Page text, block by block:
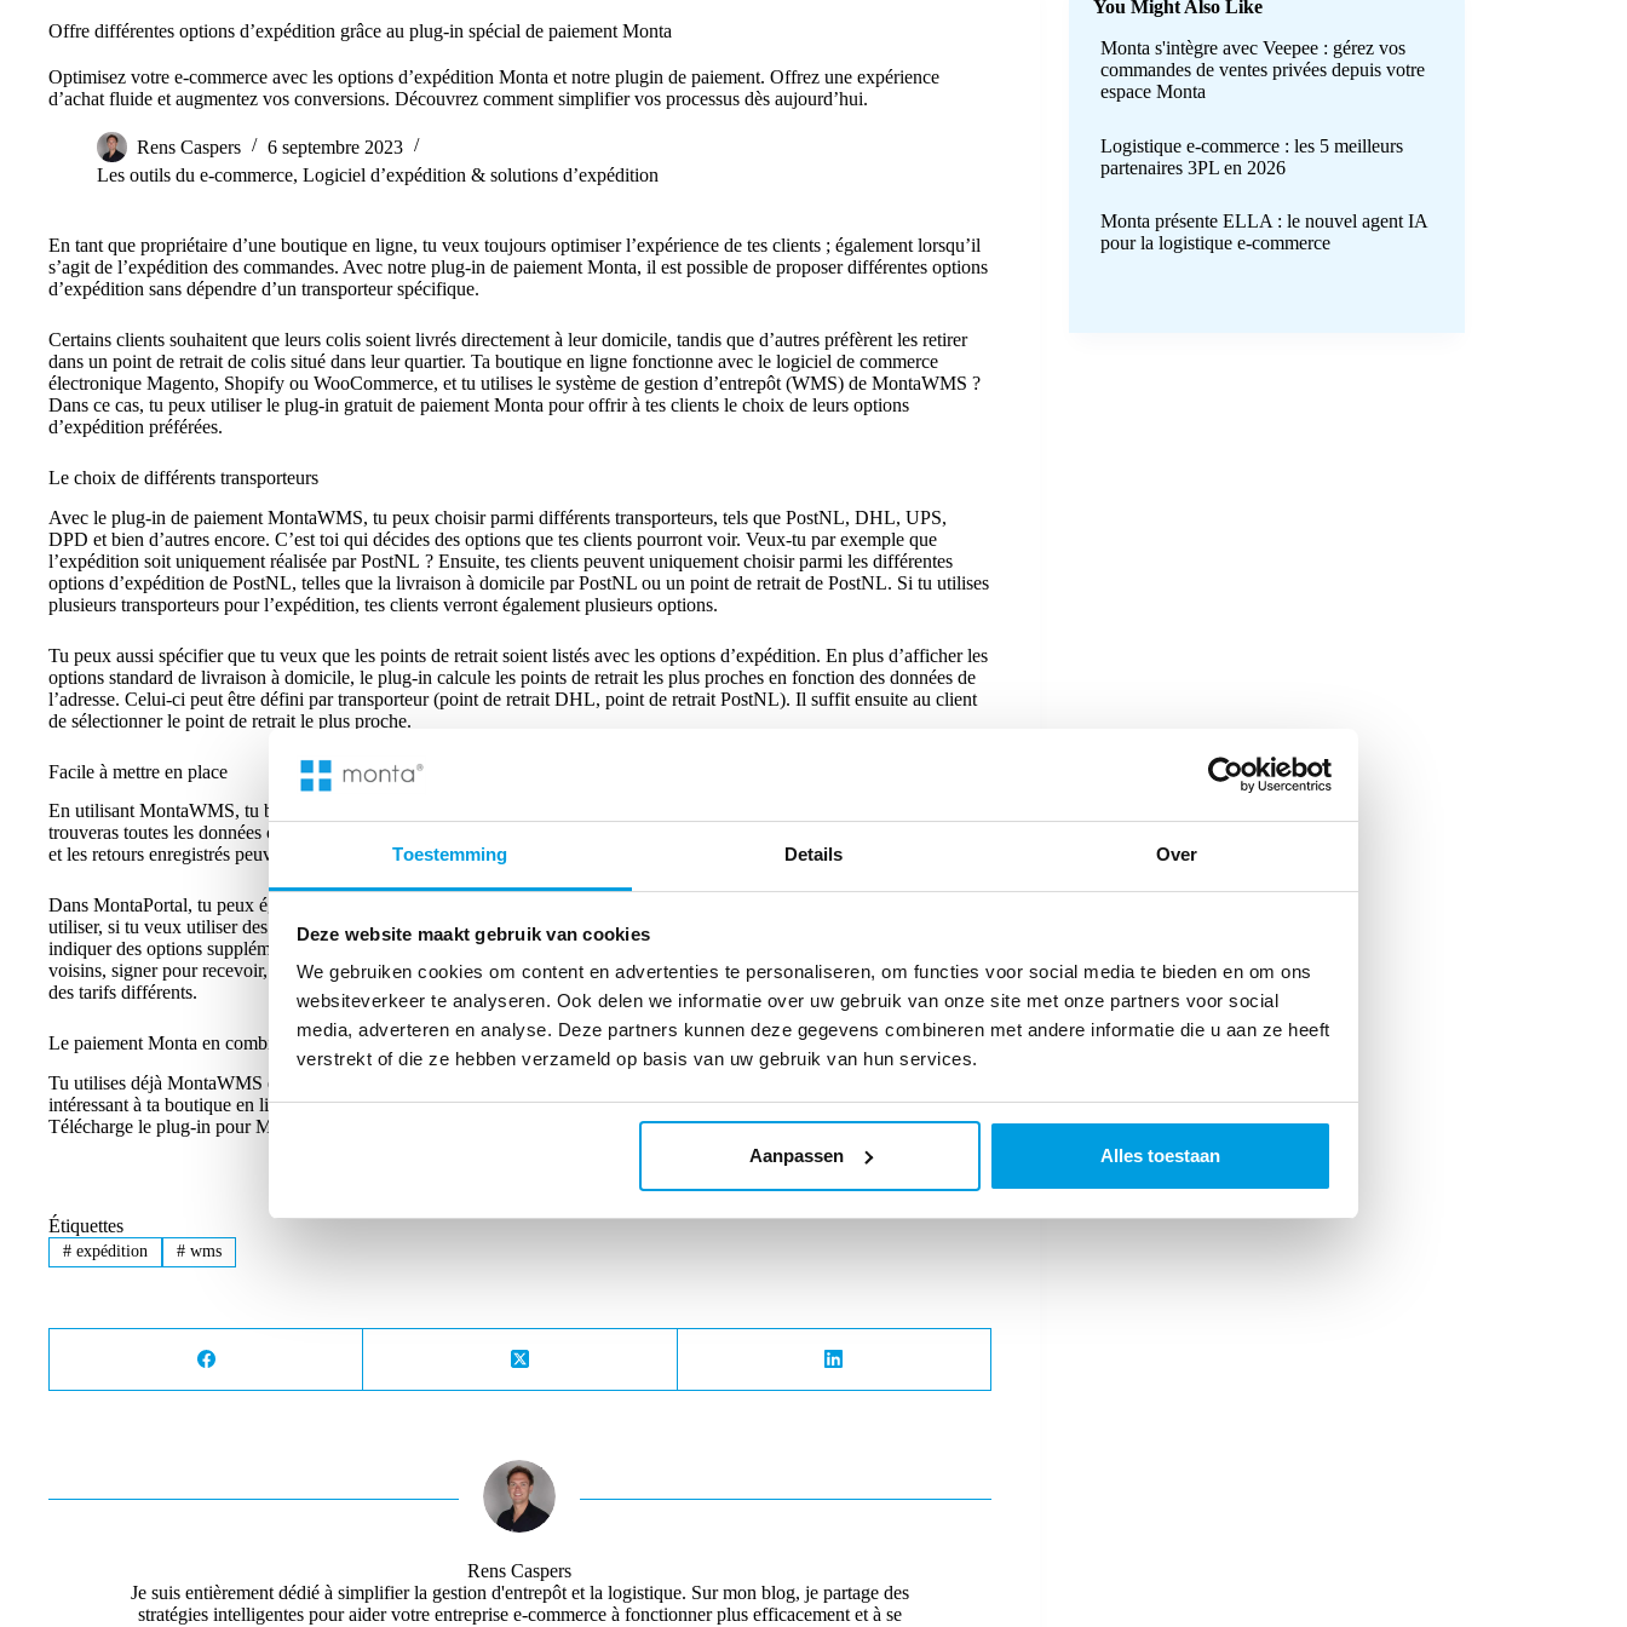
Toestemming Details Over
Deze website maakt gebruik van cookies
We gebruiken cookies om content en advertenties te personaliseren, om functies voor social media te bieden en om ons
websiteverkeer te analyseren. Ook delen we informatie over uw gebruik van onze site met onze partners voor social
media, adverteren en analyse. Deze partners kunnen deze gegevens combineren met andere informatie die u aan ze heeft
verstrekt of die ze hebben verzameld op basis van uw gebruik van hun services.
Aanpassen Alles toestaan
Offre différentes options d’expédition grâce au plug-in spécial de paiement Monta
Optimisez votre e-commerce avec les options d’expédition Monta et notre plugin de paiement. Offrez une expérience
d’achat fluide et augmentez vos conversions. Découvrez comment simplifier vos processus dès aujourd’hui.
Rens Caspers
6 septembre 2023
Les outils du e-commerce, Logiciel d’expédition & solutions d’expédition
En tant que propriétaire d’une boutique en ligne, tu veux toujours optimiser l’expérience de tes clients ; également lorsqu’il
s’agit de l’expédition des commandes. Avec notre plug-in de paiement Monta, il est possible de proposer différentes options
d’expédition sans dépendre d’un transporteur spécifique.
Certains clients souhaitent que leurs colis soient livrés directement à leur domicile, tandis que d’autres préfèrent les retirer
dans un point de retrait de colis situé dans leur quartier. Ta boutique en ligne fonctionne avec le logiciel de commerce
électronique Magento, Shopify ou WooCommerce, et tu utilises le système de gestion d’entrepôt (WMS) de MontaWMS ?
Dans ce cas, tu peux utiliser le plug-in gratuit de paiement Monta pour offrir à tes clients le choix de leurs options
d’expédition préférées.
Le choix de différents transporteurs
Avec le plug-in de paiement MontaWMS, tu peux choisir parmi différents transporteurs, tels que PostNL, DHL, UPS,
DPD et bien d’autres encore. C’est toi qui décides des options que tes clients pourront voir. Veux-tu par exemple que
l’expédition soit uniquement réalisée par PostNL ? Ensuite, tes clients peuvent uniquement choisir parmi les différentes
options d’expédition de PostNL, telles que la livraison à domicile par PostNL ou un point de retrait de PostNL. Si tu utilises
plusieurs transporteurs pour l’expédition, tes clients verront également plusieurs options.
Tu peux aussi spécifier que tu veux que les points de retrait soient listés avec les options d’expédition. En plus d’afficher les
options standard de livraison à domicile, le plug-in calcule les points de retrait les plus proches en fonction des données de
l’adresse. Celui-ci peut être défini par transporteur (point de retrait DHL, point de retrait PostNL). Il suffit ensuite au client
de sélectionner le point de retrait le plus proche.
Facile à mettre en place
En utilisant MontaWMS, tu bénéficies d’un accès automatique à ton propre MontaPortal. Dans ce tableau de bord, tu
trouveras toutes les données concernant ta boutique en ligne, clairement structurées. Entre autres, les commandes entrantes
et les retours enregistrés peuvent être trouvés dans un aperçu clair.
Dans MontaPortal, tu peux également indiquer tes choix pour le paiement MontaWMS. Indique quels transporteurs tu veux
utiliser, si tu veux utiliser des points de retrait et quels tarifs d’expédition (minimum) tu souhaites appliquer. Tu peux aussi
indiquer des options supplémentaires, comme la livraison gratuite à partir de, la livraison le soir, pas de livraison chez les
voisins, signer pour recevoir, etc. Est-ce que tu expédies à l’étranger ? Il est possible de saisir ces données par pays et avec
des tarifs différents.
Le paiement Monta en combinaison avec MontaWMS
Tu utilises déjà MontaWMS et Magento, Shopify ou WooCommerce, et le paiement de MontaWMS te semble être un ajout
intéressant à ta boutique en ligne ? Alors ajoute sans tarder le plug-in de paiement MontaWMS à ta boutique en ligne.
Télécharge le plug-in pour Magento, Shopify ou WooCommerce ici.
Étiquettes
#expédition #wms
Rens Caspers
Je suis entièrement dédié à simplifier la gestion d'entrepôt et la logistique. Sur mon blog, je partage des
stratégies intelligentes pour aider votre entreprise e-commerce à fonctionner plus efficacement et à se
You Might Also Like
Monta s'intègre avec Veepee : gérez vos
commandes de ventes privées depuis votre
espace Monta
Logistique e-commerce : les 5 meilleurs
partenaires 3PL en 2026
Monta présente ELLA : le nouvel agent IA
pour la logistique e-commerce